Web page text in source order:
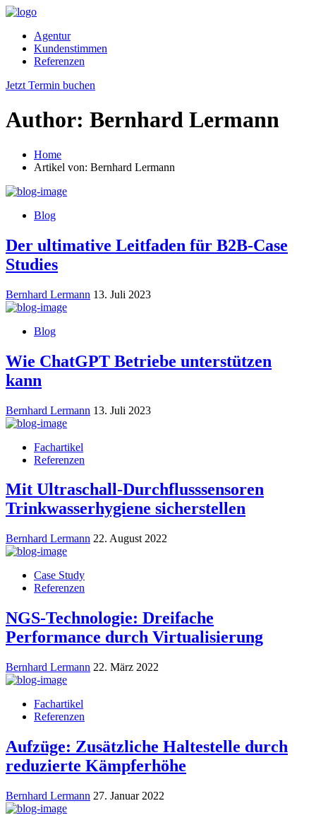
Agentur
Kundenstimmen
Referenzen
Jetzt Termin buchen
Author: Bernhard Lermann
Home
Artikel von: Bernhard Lermann
Blog
Der ultimative Leitfaden für B2B-Case
Studies
Bernhard Lermann 13. Juli 2023
Blog
Wie ChatGPT Betriebe unterstützen
kann
Bernhard Lermann 13. Juli 2023
Fachartikel
Referenzen
Mit Ultraschall-Durchflusssensoren
Trinkwasserhygiene sicherstellen
Bernhard Lermann 22. August 2022
Case Study
Referenzen
NGS-Technologie: Dreifache
Performance durch Virtualisierung
Bernhard Lermann 22. März 2022
Fachartikel
Referenzen
Aufzüge: Zusätzliche Haltestelle durch
reduzierte Kämpferhöhe
Bernhard Lermann 27. Januar 2022